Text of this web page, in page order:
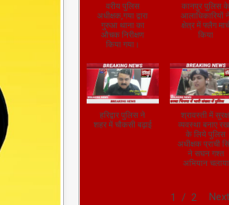
वरीय पुलिस
अधीक्षक,गया द्वारा
गुरुआ थाना का
औचक निरीक्षण
किया गया।
कानपुर पुलिस के
आलाधिकारियों
क्षेत्र में फ्लैग
किया
हरिद्वार पुलिस ने
शहर में चौकसी बढ़ाई
श्रावस्ती में
व्यवस्था बनाए
के लिये पुलिस
अधीक्षक प्राची
ने सघन गश्त
अभियान चलाया
1 / 2 Next